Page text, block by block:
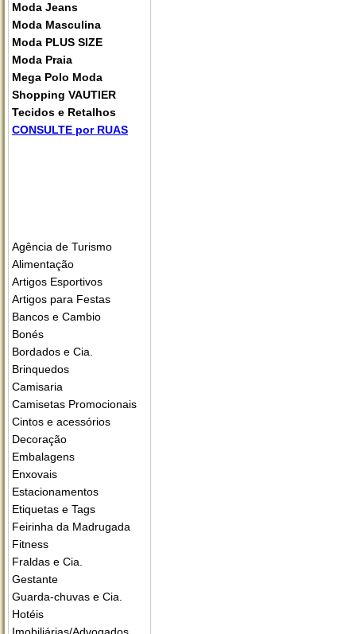
Moda Jeans
Moda Masculina
Moda PLUS SIZE
Moda Praia
Mega Polo Moda
Shopping VAUTIER
Tecidos e Retalhos
CONSULTE por RUAS
Agência de Turismo
Alimentação
Artigos Esportivos
Artigos para Festas
Bancos e Cambio
Bonés
Bordados e Cia.
Brinquedos
Camisaria
Camisetas Promocionais
Cintos e acessórios
Decoração
Embalagens
Enxovais
Estacionamentos
Etiquetas e Tags
Feirinha da Madrugada
Fitness
Fraldas e Cia.
Gestante
Guarda-chuvas e Cia.
Hotéis